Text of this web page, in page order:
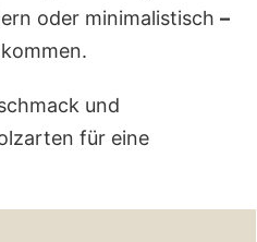
oder minimalistisch –
und
für eine